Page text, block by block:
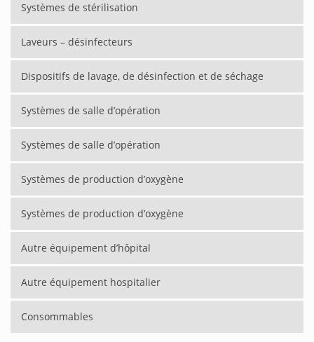
Systèmes de stérilisation
Laveurs – désinfecteurs
Dispositifs de lavage, de désinfection et de séchage
Systèmes de salle d’opération
Systèmes de salle d’opération
Systèmes de production d’oxygène
Systèmes de production d’oxygène
Autre équipement d’hôpital
Autre équipement hospitalier
Consommables